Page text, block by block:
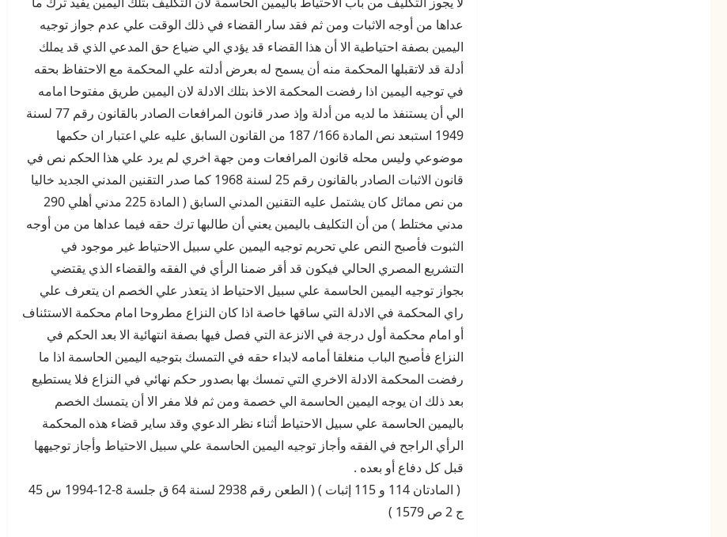
عداها من أوجه الاثبات ومن ثم فقد سار القضاء في ذلك الوقت علي عدم جواز توجيه
اليمين بصفة احتياطية الا أن هذا القضاء قد يؤدي الي ضياع حق المدعي الذي قد يملك
أدلة قد لاتقبلها المحكمة منه أن يسمح له بعرض أدلته علي المحكمة مع الاحتفاظ بحقه
في توجيه اليمين اذا رفضت المحكمة الاخذ بتلك الادلة لان اليمين طريق مفتوحا امامه
الي أن يستنفذ ما لديه من أدلة وإذ صدر قانون المرافعات الصادر بالقانون رقم 77 لسنة
1949 استبعد نص المادة 166/ 187 من القانون السابق عليه علي اعتبار ان حكمها
موضوعي وليس محله قانون المرافعات ومن جهة اخري لم يرد علي هذا الحكم نص في
قانون الاثبات الصادر بالقانون رقم 25 لسنة 1968 كما صدر التقنين المدني الجديد خاليا
من نص مماثل كان يشتمل عليه التقنين المدني السابق ( المادة 225 مدني أهلي 290
مدني مختلط ) من أن التكليف باليمين يعني أن طالبها ترك حقه فيما عداها من من أوجه
الثبوت فأصبح النص علي تحريم توجيه اليمين علي سبيل الاحتياط غير موجود في
التشريع المصري الحالي فيكون قد أقر ضمنا الرأي في الفقه والقضاء الذي يقتضي
بجواز توجيه اليمين الحاسمة علي سبيل الاحتياط اذ يتعذر علي الخصم ان يتعرف علي
راي المحكمة في الادلة التي ساقها خاصة اذا كان النزاع مطروحا امام محكمة الاستئناف
أو امام محكمة أول درجة في الانزعة التي فصل فيها بصفة انتهائية الا بعد الحكم في
النزاع فأصبح الباب منغلقا أمامه لابداء حقه في التمسك بتوجيه اليمين الحاسمة اذا ما
رفضت المحكمة الادلة الاخري التي تمسك بها بصدور حكم نهائي في النزاع فلا يستطيع
بعد ذلك ان يوجه اليمين الحاسمة الي خصمة ومن ثم فلا مفر الا أن يتمسك الخصم
باليمين الحاسمة علي سبيل الاحتياط أثناء نظر الدعوي وقد ساير قضاء هذه المحكمة
الرأي الراجح في الفقه وأجاز توجيه اليمين الحاسمة علي سبيل الاحتياط وأجاز توجيهها
قبل كل دفاع أو بعده .
( المادتان 114 و 115 إثبات ) ( الطعن رقم 2938 لسنة 64 ق جلسة 8-12-1994 س 45
ج 2 ص 1579 )